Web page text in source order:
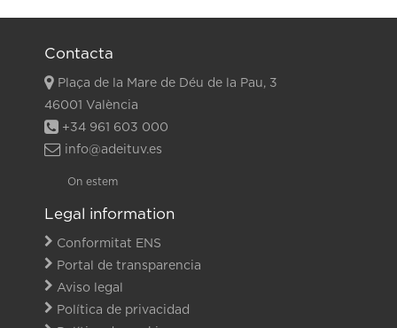
Contacta
Plaça de la Mare de Déu de la Pau, 3
46001 València
+34 961 603 000
info@adeituv.es
On estem
Legal information
Conformitat ENS
Portal de transparencia
Aviso legal
Política de privacidad